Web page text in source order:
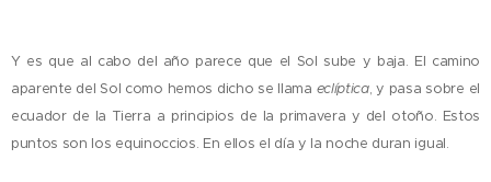
Y es que al cabo del año parece que el Sol sube y baja. El camino
aparente del Sol como hemos dicho se llama eclíptica, y pasa sobre el
ecuador de la Tierra a principios de la primavera y del otoño. Estos
puntos son los equinoccios. En ellos el día y la noche duran igual.